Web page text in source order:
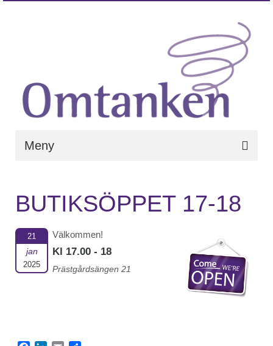
Meny
BUTIKSÖPPET 17-18
21
jan
2025
Välkommen!
Kl 17.00 - 18
Prästgårdsängen 21